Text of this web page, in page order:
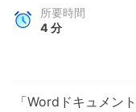
所要時間
4 分
「Wordドキュメン